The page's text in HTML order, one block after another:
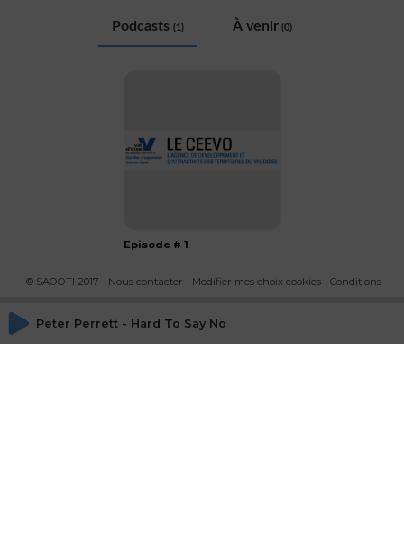
Podcasts (1) À venir (0)
Episode # 1
© SAOOTI 2017 Nous contacter Modifier mes choix cookies
Conditions
Peter Perrett - Hard To Say No